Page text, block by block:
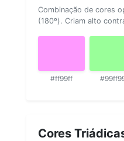
Combinação de cores
(180º). Criam alto
#ff99ff
Cores